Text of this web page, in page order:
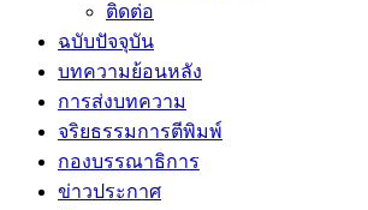
ติดต่อ
ฉบับปัจจุบัน
บทความย้อนหลัง
การส่งบทความ
จริยธรรมการตีพิมพ์
กองบรรณาธิการ
ข่าวประกาศ